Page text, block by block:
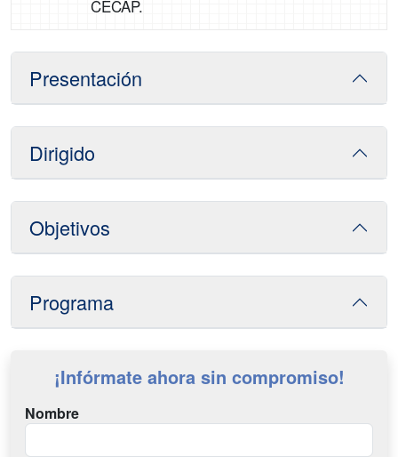
CECAP.
Presentación
Dirigido
Objetivos
Programa
¡Infórmate ahora sin compromiso!
Nombre